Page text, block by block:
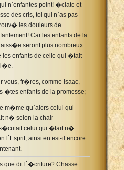
n`enfantes point! �clate et
des cris, toi qui n`as pas
les douleurs de
Car les enfants de la
seront plus nombreux
les enfants de celle qui �tait
vous, fr�res, comme Isaac,
�tes enfants de la promesse;
m�me qu`alors celui qui
n� selon la chair
celui qui �tait n�
l`Esprit, ainsi en est-il encore
que dit l`�criture? Chasse